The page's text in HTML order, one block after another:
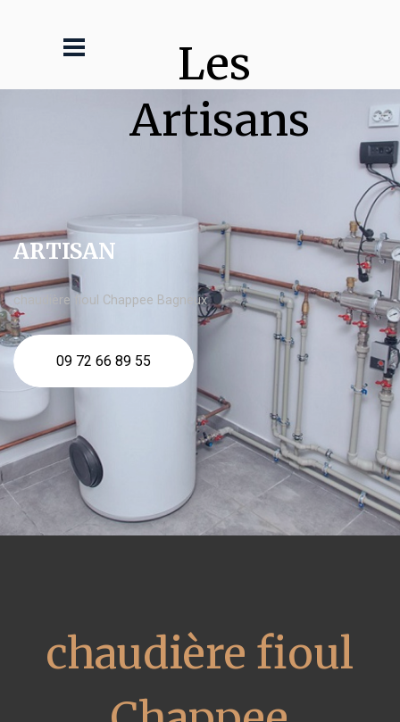
Les
Artisans
ARTISAN
chaudière fioul Chappee Bagneux
09 72 66 89 55
chaudière fioul